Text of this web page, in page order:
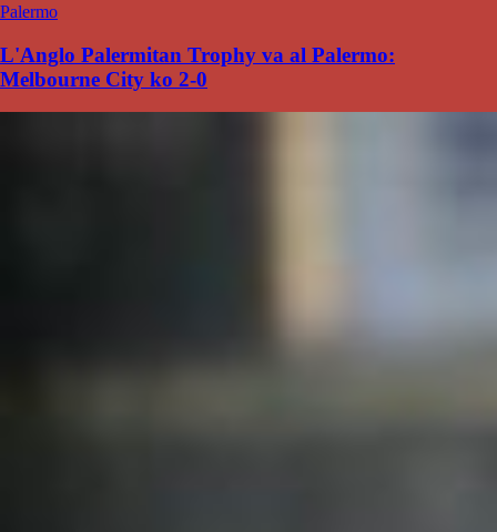
Palermo
L'Anglo Palermitan Trophy va al Palermo:
Melbourne City ko 2-0